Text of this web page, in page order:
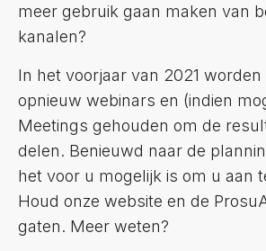
meer gebruik gaan maken van
kanalen?
In het voorjaar van 2021 worden
opnieuw webinars en (indien
Meetings gehouden om de
delen. Benieuwd naar de
het voor u mogelijk is om u aan
Houd onze website en de
gaten. Meer weten?